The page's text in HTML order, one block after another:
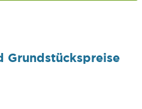
Grundstückspreise